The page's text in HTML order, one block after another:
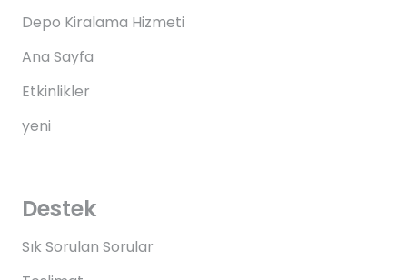
Depo Kiralama Hizmeti
Ana Sayfa
Etkinlikler
yeni
Destek
Sık Sorulan Sorular